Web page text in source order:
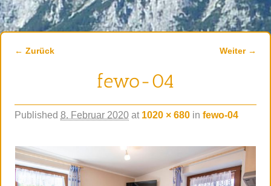
← Zurück Weiter →
fewo-04
Published8. Februar 2020 at 1020 × 680 infewo-04